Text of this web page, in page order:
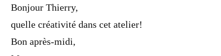
Bonjour Thierry,
quelle créativité dans cet atelier!
Bon après-midi,